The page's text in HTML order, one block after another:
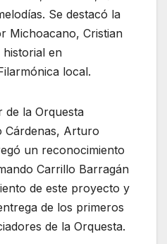
Se destacó la
Michoacano, Cristian
historial en
local.
de la Orquesta
Cárdenas, Arturo
un reconocimiento
Carrillo Barragán
de este proyecto y
de los primeros
de la Orquesta.